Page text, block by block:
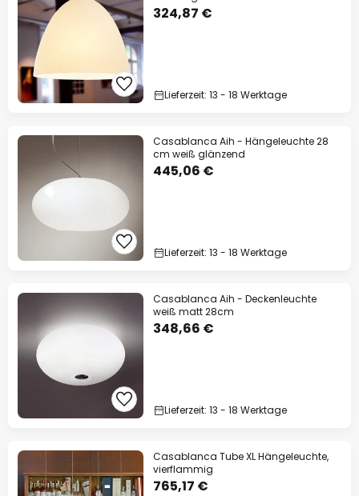
324,87 €
Lieferzeit: 13 - 18 Werktage
Casablanca Aih - Hängeleuchte 28
cm weiß glänzend
445,06 €
Lieferzeit: 13 - 18 Werktage
Casablanca Aih - Deckenleuchte
weiß matt 28cm
348,66 €
Lieferzeit: 13 - 18 Werktage
Casablanca Tube XL Hängeleuchte,
vierflammig
765,17 €